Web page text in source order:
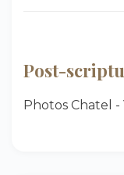
Post-
Photos Chatel -